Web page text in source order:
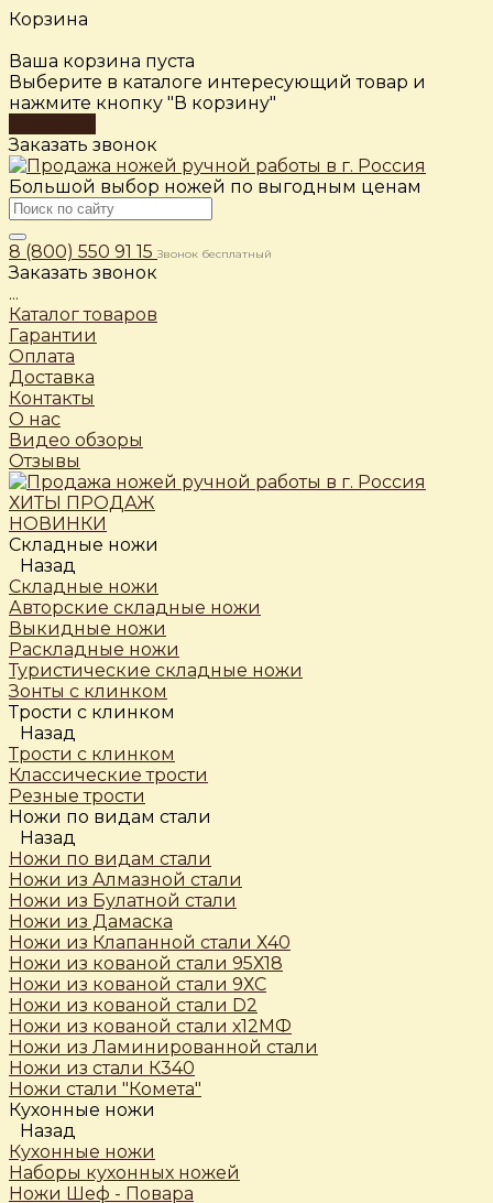
Корзина
Ваша корзина пуста
Выберите в каталоге интересующий товар и
нажмите кнопку "В корзину"
Заказать звонок
Большой выбор ножей по выгодным ценам
8 (800) 550 91 15 Звонок бесплатный
Заказать звонок
...
Каталог товаров
Гарантии
Оплата
Доставка
Контакты
О нас
Видео обзоры
Отзывы
ХИТЫ ПРОДАЖ
НОВИНКИ
Складные ножи
Назад
Складные ножи
Авторские складные ножи
Выкидные ножи
Раскладные ножи
Туристические складные ножи
Зонты с клинком
Трости c клинком
Назад
Трости c клинком
Классические трости
Резные трости
Ножи по видам стали
Назад
Ножи по видам стали
Ножи из Алмазной стали
Ножи из Булатной стали
Ножи из Дамаска
Ножи из Клапанной стали Х40
Ножи из кованой стали 95Х18
Ножи из кованой стали 9ХС
Ножи из кованой стали D2
Ножи из кованой стали х12МФ
Ножи из Ламинированной стали
Ножи из стали К340
Ножи стали "Комета"
Кухонные ножи
Назад
Кухонные ножи
Наборы кухонных ножей
Ножи Шеф - Повара